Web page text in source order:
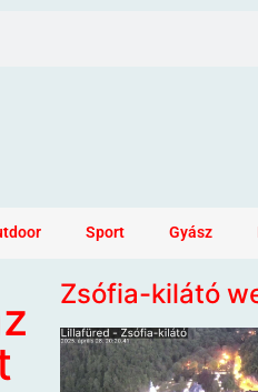
Sport Gyász
Zsófia-kilátó